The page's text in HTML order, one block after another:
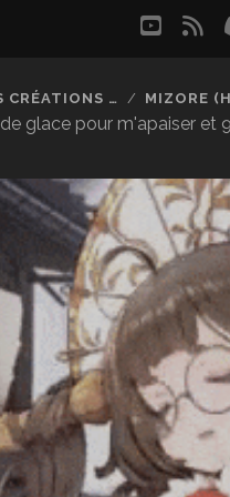
glace pour m'apaiser et
CRÉATIONS … MIZORE